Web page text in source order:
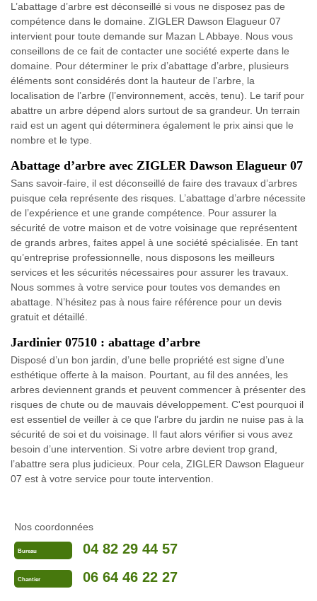
L’abattage d’arbre est déconseillé si vous ne disposez pas de
compétence dans le domaine. ZIGLER Dawson Elagueur 07
intervient pour toute demande sur Mazan L Abbaye. Nous vous
conseillons de ce fait de contacter une société experte dans le
domaine. Pour déterminer le prix d’abattage d’arbre, plusieurs
éléments sont considérés dont la hauteur de l’arbre, la
localisation de l’arbre (l’environnement, accès, tenu). Le tarif pour
abattre un arbre dépend alors surtout de sa grandeur. Un terrain
raid est un agent qui déterminera également le prix ainsi que le
nombre et le type.
Abattage d’arbre avec ZIGLER Dawson Elagueur 07
Sans savoir-faire, il est déconseillé de faire des travaux d’arbres
puisque cela représente des risques. L’abattage d’arbre nécessite
de l’expérience et une grande compétence. Pour assurer la
sécurité de votre maison et de votre voisinage que représentent
de grands arbres, faites appel à une société spécialisée. En tant
qu’entreprise professionnelle, nous disposons les meilleurs
services et les sécurités nécessaires pour assurer les travaux.
Nous sommes à votre service pour toutes vos demandes en
abattage. N’hésitez pas à nous faire référence pour un devis
gratuit et détaillé.
Jardinier 07510 : abattage d’arbre
Disposé d’un bon jardin, d’une belle propriété est signe d’une
esthétique offerte à la maison. Pourtant, au fil des années, les
arbres deviennent grands et peuvent commencer à présenter des
risques de chute ou de mauvais développement. C'est pourquoi il
est essentiel de veiller à ce que l’arbre du jardin ne nuise pas à la
sécurité de soi et du voisinage. Il faut alors vérifier si vous avez
besoin d’une intervention. Si votre arbre devient trop grand,
l’abattre sera plus judicieux. Pour cela, ZIGLER Dawson Elagueur
07 est à votre service pour toute intervention.
Nos coordonnées
Bureau 04 82 29 44 57
Chantier 06 64 46 22 27